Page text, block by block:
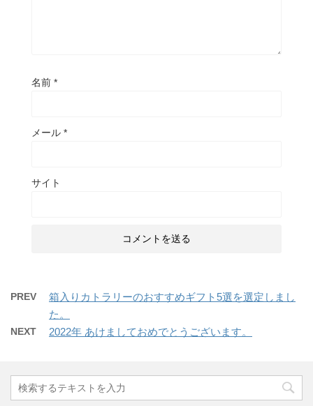
名前 *
メール *
サイト
PREV
箱入りカトラリーのおすすめギフト5選を選定しまし
た。
NEXT 2022年 あけましておめでとうございます。